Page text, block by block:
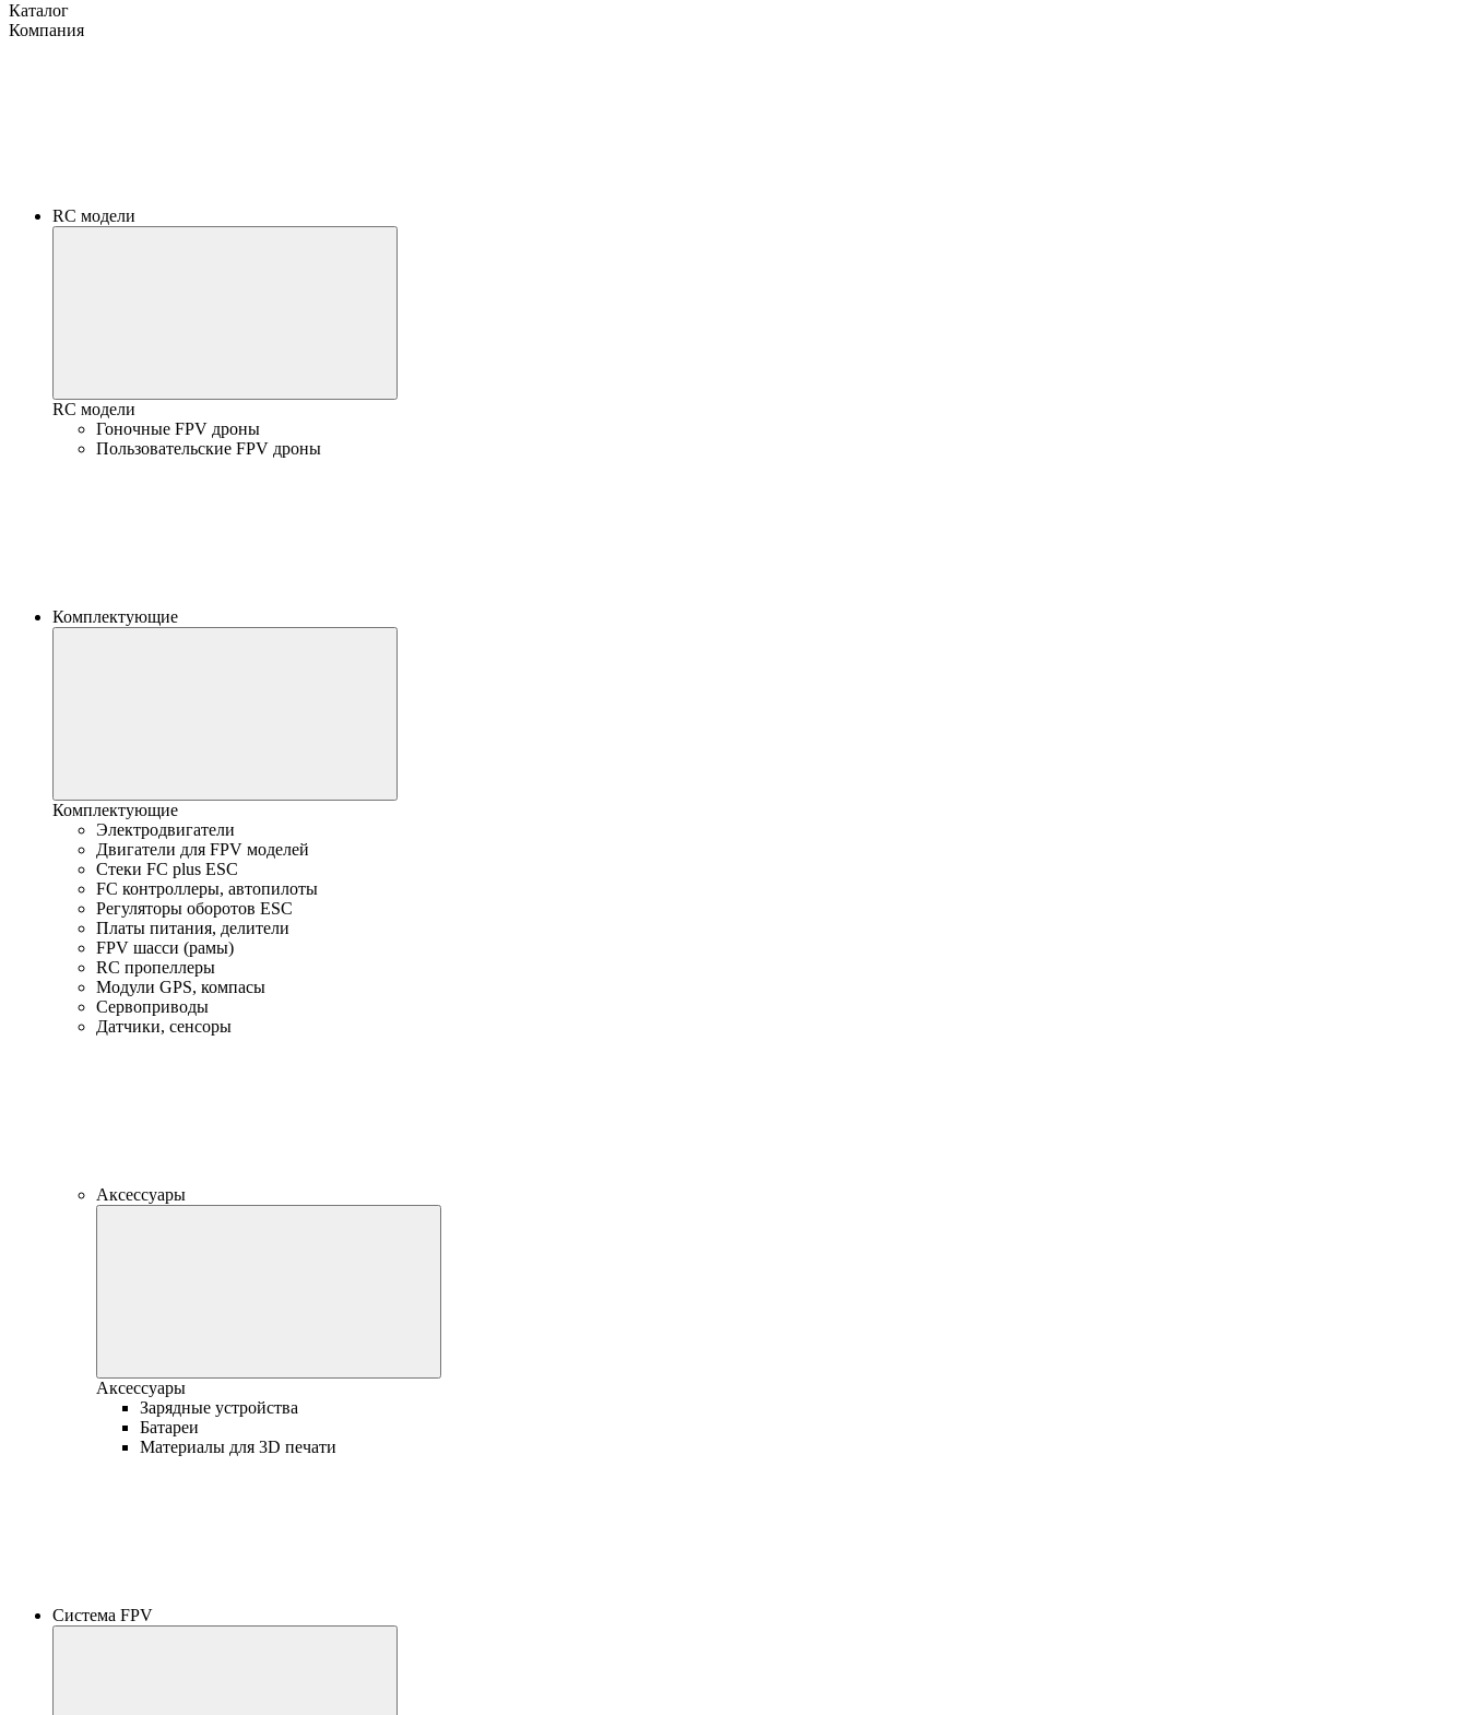
Каталог
Компания
RC модели
RC модели
Гоночные FPV дроны
Пользовательские FPV дроны
Комплектующие
Комплектующие
Электродвигатели
Двигатели для FPV моделей
Стеки FC plus ESC
FC контроллеры, автопилоты
Регуляторы оборотов ESC
Платы питания, делители
FPV шасси (рамы)
RC пропеллеры
Модули GPS, компасы
Сервоприводы
Датчики, сенсоры
Аксессуары
Аксессуары
Зарядные устройства
Батареи
Материалы для 3D печати
Система FPV